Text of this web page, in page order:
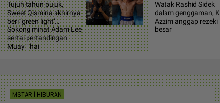
Tujuh tahun pujuk,
Sweet Qismina akhirnya
beri ‘green light’…
Sokong minat Adam Lee
sertai pertandingan
Muay Thai
Watak Rashid Sidek
dalam genggaman,
Azzim anggap rezeki
besar
MSTAR | HIBURAN